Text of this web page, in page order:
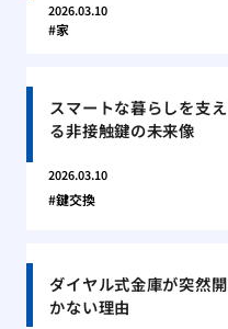
2026.03.10
家
スマートな暮らしを支え
る非接触鍵の未来像
2026.03.10
鍵交換
ダイヤル式金庫が突然開
かない理由